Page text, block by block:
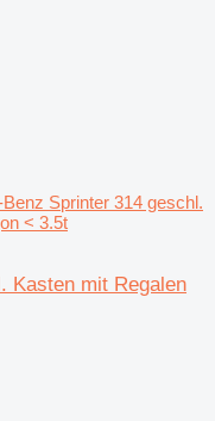
Sprinter 314 geschl.
< 3.5t
Kasten mit Regalen